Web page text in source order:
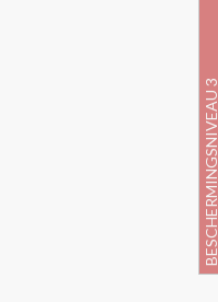
BESCHERMINGSNIVEAU 3